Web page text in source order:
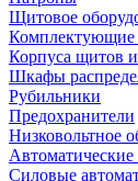
Щитовое
Комплектующие
Корпуса щитов
Шкафы
Рубильники
Предохранители
Низковольтное
Силовые